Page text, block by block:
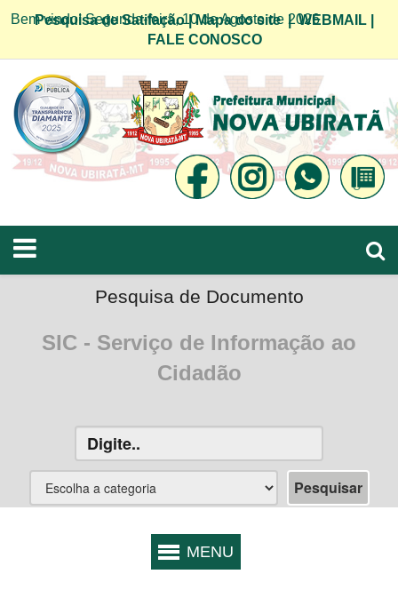
Bem vindo! Segunda-feira, 10 de Agosto de 2026
Pesquisa de Satifação|Mapa do site|WEBMAIL
FALE CONOSCO
Pesquisa de Documento
SIC - Serviço de Informação ao
Cidadão